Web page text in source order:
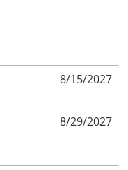
8/15/2027
8/29/2027